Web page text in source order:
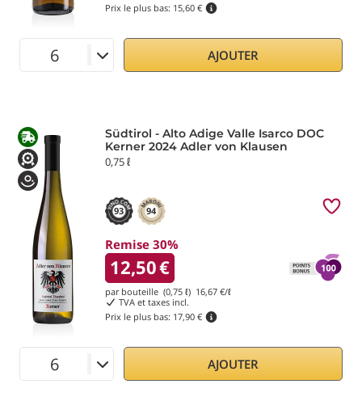
Prix le plus bas: 15,60 €
AJOUTER
Südtirol - Alto Adige Valle Isarco DOC
Kerner 2024 Adler von Klausen
0,75 ℓ
93 94
Remise 30%
12,50€
par bouteille (0,75 ℓ) 16,67 €/ℓ
TVA et taxes incl.
Prix le plus bas: 17,90 €
AJOUTER